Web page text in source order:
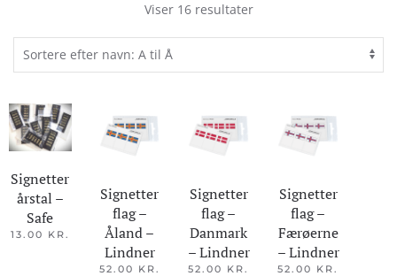
Viser 16 resultater
Signetter
årstal –
Safe
13.00 KR.
Signetter
flag –
Åland –
Lindner
52.00 KR.
Signetter
flag –
Danmark
– Lindner
52.00 KR.
Signetter
flag –
Færøerne
– Lindner
52.00 KR.